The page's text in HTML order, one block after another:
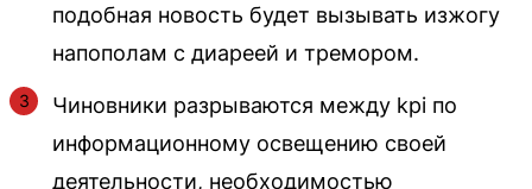
подобная новость будет вызывать изжогу
напополам с диареей и тремором.
Чиновники разрываются между kpi по
информационному освещению своей
деятельности, необходимостью